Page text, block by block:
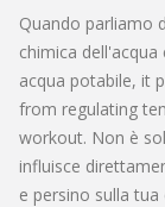
Quando parliamo
chimica
acqua potabile, it
from regulating
workout. Non è
influisce
e persino sulla tua